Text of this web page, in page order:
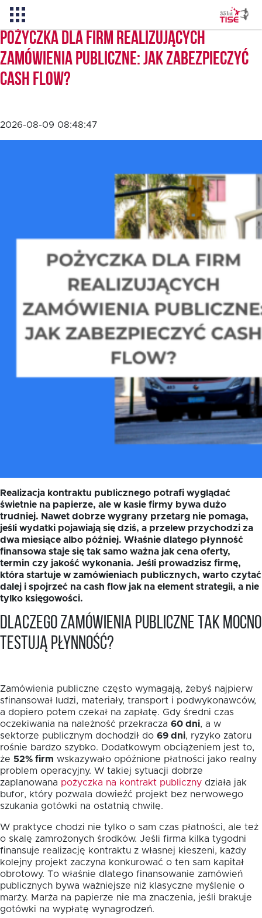
Pożyczka TISE – 100 % online
O TISE
Pożyczka rozwojowa TISE
Oferta dla MSP
Oferta dla NGO/PES
Fundusz FKIS
Rodo
Kontakt
EN
Pożyczka dla firm realizujących
zamówienia publiczne: jak zabezpieczyć
cash flow?
2026-08-09 08:48:47
Realizacja kontraktu publicznego potrafi wyglądać
świetnie na papierze, ale w kasie firmy bywa dużo
trudniej. Nawet dobrze wygrany przetarg nie pomaga,
jeśli wydatki pojawiają się dziś, a przelew przychodzi za
dwa miesiące albo później. Właśnie dlatego płynność
finansowa staje się tak samo ważna jak cena oferty,
termin czy jakość wykonania. Jeśli prowadzisz firmę,
która startuje w zamówieniach publicznych, warto czytać
dalej i spojrzeć na cash flow jak na element strategii, a nie
tylko księgowości.
Dlaczego zamówienia publiczne tak mocno
testują płynność?
Zamówienia publiczne często wymagają, żebyś najpierw
sfinansował ludzi, materiały, transport i podwykonawców,
a dopiero potem czekał na zapłatę. Gdy średni czas
oczekiwania na należność przekracza 60 dni, a w
sektorze publicznym dochodził do 69 dni, ryzyko zatoru
rośnie bardzo szybko. Dodatkowym obciążeniem jest to,
że 52% firm wskazywało opóźnione płatności jako realny
problem operacyjny. W takiej sytuacji dobrze
zaplanowana pożyczka na kontrakt publiczny działa jak
bufor, który pozwala dowieźć projekt bez nerwowego
szukania gotówki na ostatnią chwilę.
W praktyce chodzi nie tylko o sam czas płatności, ale też
o skalę zamrożonych środków. Jeśli firma kilka tygodni
finansuje realizację kontraktu z własnej kieszeni, każdy
kolejny projekt zaczyna konkurować o ten sam kapitał
obrotowy. To właśnie dlatego finansowanie zamówień
publicznych bywa ważniejsze niż klasyczne myślenie o
marży. Marża na papierze nie ma znaczenia, jeśli brakuje
gotówki na wypłatę wynagrodzeń.